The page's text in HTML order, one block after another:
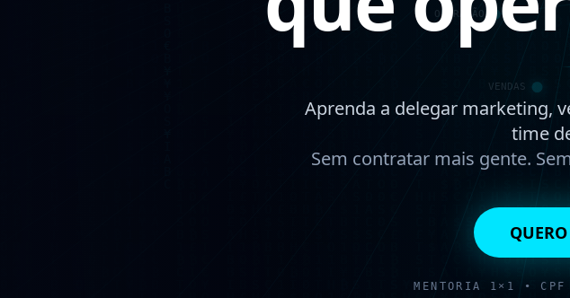
Aprenda a delegar marketing,
time
Sem contratar mais gente.
MENTORIA 1×1 •